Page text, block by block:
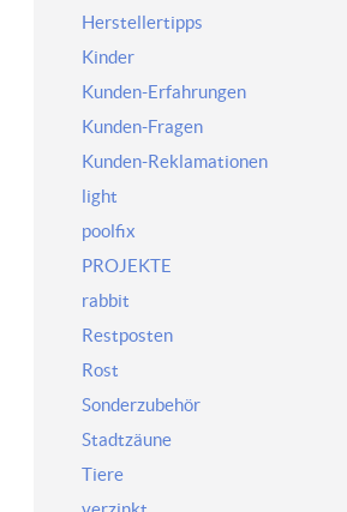
Herstellertipps
Kinder
Kunden-Erfahrungen
Kunden-Fragen
Kunden-Reklamationen
light
poolfix
PROJEKTE
rabbit
Restposten
Rost
Sonderzubehör
Stadtzäune
Tiere